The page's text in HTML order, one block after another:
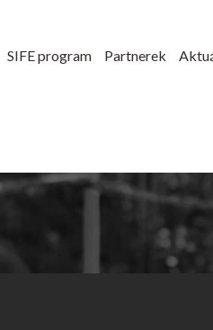
SIFE program Partnerek